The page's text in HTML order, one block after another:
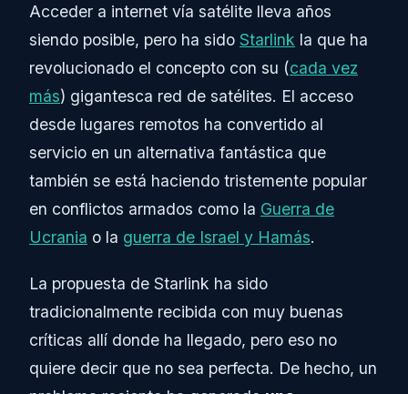
Acceder a internet vía satélite lleva años
siendo posible, pero ha sido Starlink la que ha
revolucionado el concepto con su (cada vez
más) gigantesca red de satélites. El acceso
desde lugares remotos ha convertido al
servicio en un alternativa fantástica que
también se está haciendo tristemente popular
en conflictos armados como la Guerra de
Ucrania o la guerra de Israel y Hamás.
La propuesta de Starlink ha sido
tradicionalmente recibida con muy buenas
críticas allí donde ha llegado, pero eso no
quiere decir que no sea perfecta. De hecho, un